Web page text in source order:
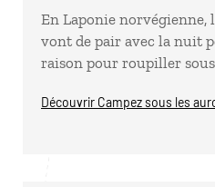
En Laponie norvégienne,
vont de pair avec la nuit
raison pour roupiller
Découvrir Campez sous les